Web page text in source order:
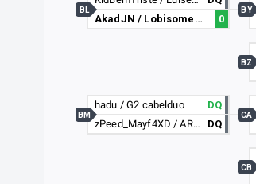
AkadJN / Lobisomem_hs
0
BL
hadu / G2 cabelduo
DQ
zPeed_Mayf4XD / ARG | Tempo
DQ
BM
BY
BZ
CA
CB